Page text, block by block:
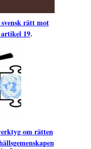
rätt mot
19.
om rätten